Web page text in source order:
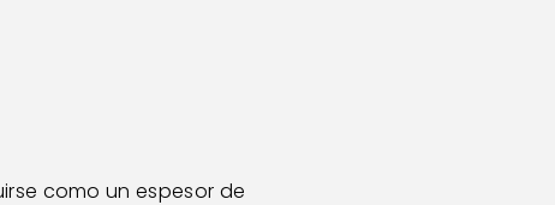
como un espesor de